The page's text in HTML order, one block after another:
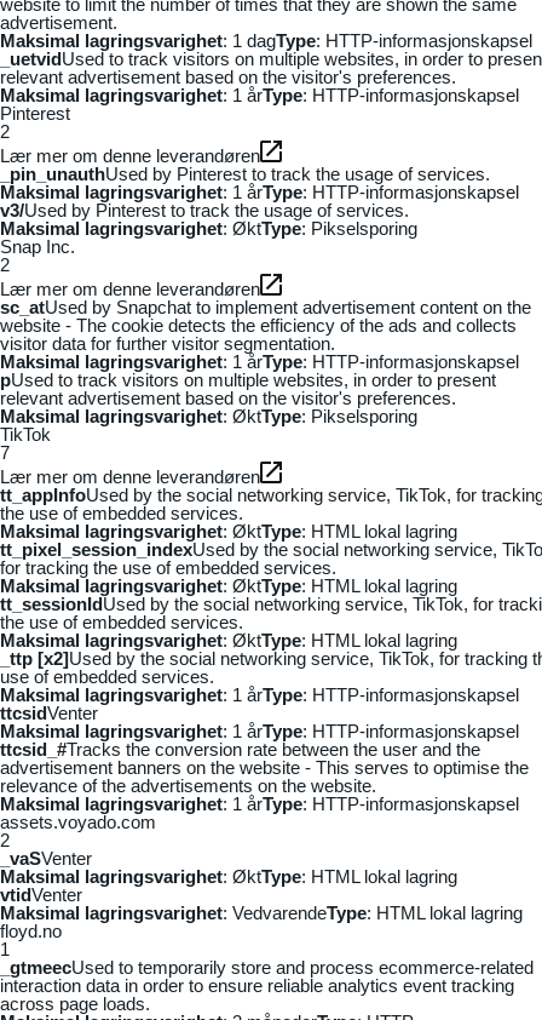
advertisement.
Maksimal lagringsvarighet: 1 dagType: HTTP-informasjonskapsel
_uetvidUsed to track visitors on multiple websites, in order to
relevant advertisement based on the visitor's preferences.
Maksimal lagringsvarighet: 1 årType: HTTP-informasjonskapsel
Pinterest
2
Lær mer om denne leverandøren
_pin_unauthUsed by Pinterest to track the usage of services.
Maksimal lagringsvarighet: 1 årType: HTTP-informasjonskapsel
v3/Used by Pinterest to track the usage of services.
Maksimal lagringsvarighet: ØktType: Pikselsporing
Snap Inc.
2
Lær mer om denne leverandøren
sc_atUsed by Snapchat to implement advertisement content on the
website - The cookie detects the efficiency of the ads and collects
visitor data for further visitor segmentation.
Maksimal lagringsvarighet: 1 årType: HTTP-informasjonskapsel
pUsed to track visitors on multiple websites, in order to present
relevant advertisement based on the visitor's preferences.
Maksimal lagringsvarighet: ØktType: Pikselsporing
TikTok
7
Lær mer om denne leverandøren
tt_appInfoUsed by the social networking service, TikTok, for
the use of embedded services.
Maksimal lagringsvarighet: ØktType: HTML lokal lagring
tt_pixel_session_indexUsed by the social networking service,
for tracking the use of embedded services.
Maksimal lagringsvarighet: ØktType: HTML lokal lagring
tt_sessionIdUsed by the social networking service, TikTok, for
the use of embedded services.
Maksimal lagringsvarighet: ØktType: HTML lokal lagring
_ttp [x2]Used by the social networking service, TikTok, for tracking
use of embedded services.
Maksimal lagringsvarighet: 1 årType: HTTP-informasjonskapsel
ttcsidVenter
Maksimal lagringsvarighet: 1 årType: HTTP-informasjonskapsel
ttcsid_#Tracks the conversion rate between the user and the
advertisement banners on the website - This serves to optimise the
relevance of the advertisements on the website.
Maksimal lagringsvarighet: 1 årType: HTTP-informasjonskapsel
assets.voyado.com
2
_vaSVenter
Maksimal lagringsvarighet: ØktType: HTML lokal lagring
vtidVenter
Maksimal lagringsvarighet: VedvarendeType: HTML lokal lagring
floyd.no
1
_gtmeecUsed to temporarily store and process ecommerce-related
interaction data in order to ensure reliable analytics event tracking
across page loads.